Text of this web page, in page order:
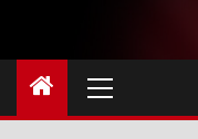
principal